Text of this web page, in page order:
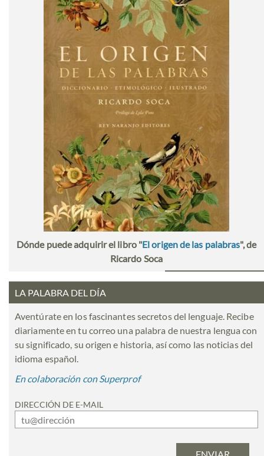
Dónde puede adquirir el libro "El origen de las palabras", de
Ricardo Soca
LA PALABRA DEL DÍA
Aventúrate en los fascinantes secretos del lenguaje. Recibe
diariamente en tu correo una palabra de nuestra lengua con
su significado, su origen e historia, así como las noticias del
idioma español.
En colaboración con Superprof
DIRECCIÓN DE E-MAIL